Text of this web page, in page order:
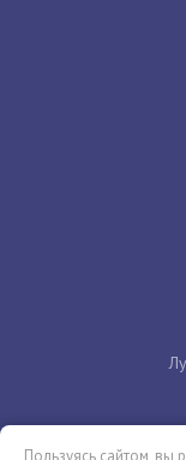
Пользуясь сайтом, вы